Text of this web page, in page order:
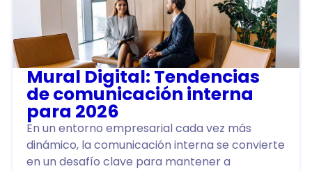
Mural Digital: Tendencias
de comunicación interna
para 2026
En un entorno empresarial cada vez más
dinámico, la comunicación interna se convierte
en un desafío clave para mantener a